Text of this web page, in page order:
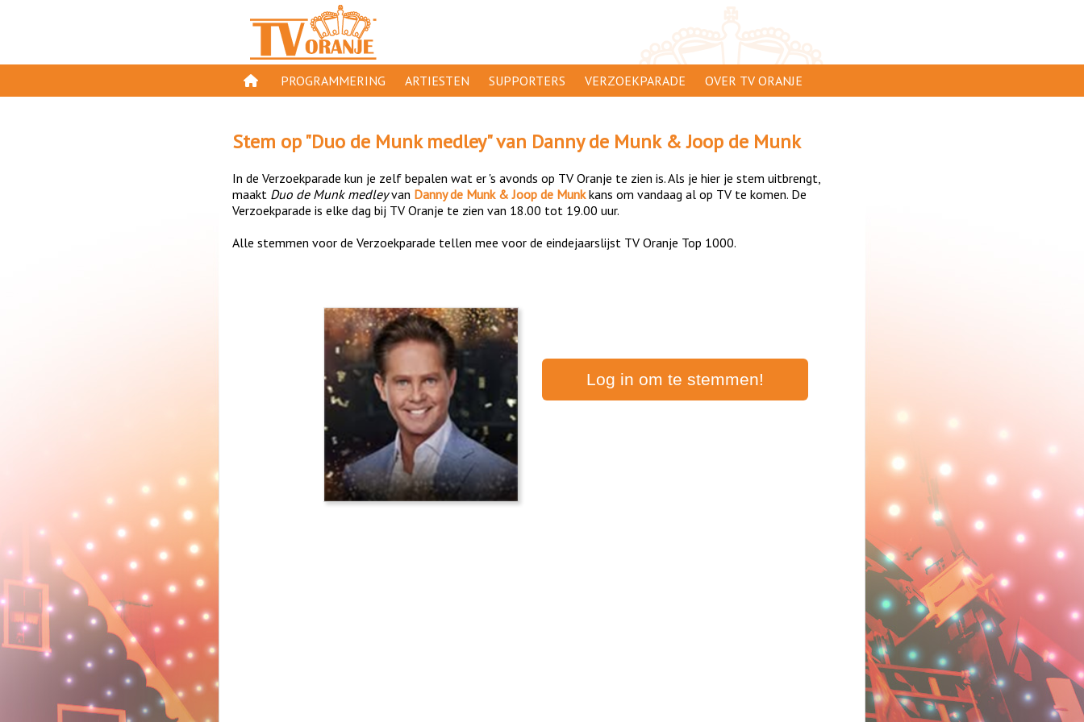
PROGRAMMERING
GESPEELD OP TV ORANJE
ORANJE KROON
TV ORANJE TOP 1000
11 VAN ORANJE
ARTIESTEN SUPPORTERS
AANMELDEN
VERZOEKPARADE OVER TV ORANJE
CLIP INSTUREN
ADVERTEREN
PRIVACY
Stem op "Duo de Munk medley" van Danny de Munk & Joop de Munk
In de Verzoekparade kun je zelf bepalen wat er 's avonds op TV Oranje te zien is. Als je hier je stem uitbrengt,
maakt Duo de Munk medleyvan Danny de Munk & Joop de Munkkans om vandaag al op TV te komen. De
Verzoekparade is elke dag bij TV Oranje te zien van 18.00 tot 19.00 uur.
Alle stemmen voor de Verzoekparade tellen mee voor de eindejaarslijst TV Oranje Top 1000.
Log in om te stemmen!